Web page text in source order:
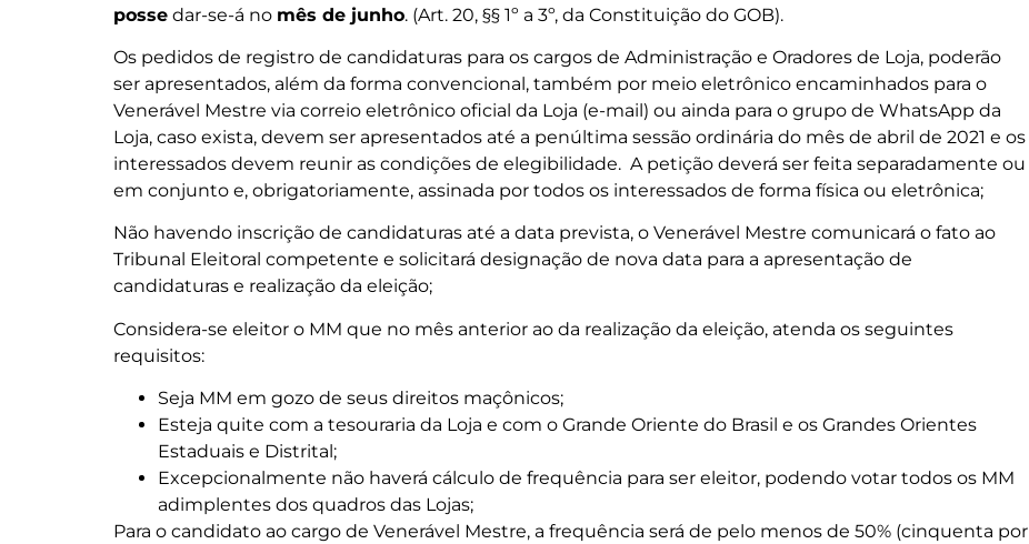
posse dar-se-á no mês de junho. (Art. 20, §§ 1º a 3º, da Constituição do GOB).
Os pedidos de registro de candidaturas para os cargos de Administração e Oradores de Loja, poderão
ser apresentados, além da forma convencional, também por meio eletrônico encaminhados para o
Venerável Mestre via correio eletrônico oficial da Loja (e-mail) ou ainda para o grupo de WhatsApp da
Loja, caso exista, devem ser apresentados até a penúltima sessão ordinária do mês de abril de 2021 e os
interessados devem reunir as condições de elegibilidade. A petição deverá ser feita separadamente ou
em conjunto e, obrigatoriamente, assinada por todos os interessados de forma física ou eletrônica;
Não havendo inscrição de candidaturas até a data prevista, o Venerável Mestre comunicará o fato ao
Tribunal Eleitoral competente e solicitará designação de nova data para a apresentação de
candidaturas e realização da eleição;
Considera-se eleitor o MM que no mês anterior ao da realização da eleição, atenda os seguintes
requisitos:
Seja MM em gozo de seus direitos maçônicos;
Esteja quite com a tesouraria da Loja e com o Grande Oriente do Brasil e os Grandes Orientes
Estaduais e Distrital;
Excepcionalmente não haverá cálculo de frequência para ser eleitor, podendo votar todos os MM
adimplentes dos quadros das Lojas;
Para o candidato ao cargo de Venerável Mestre, a frequência será de pelo menos de 50% (cinquenta por